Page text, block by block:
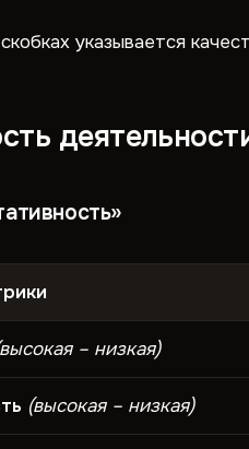
указывается
– низкая)
(высокая – низкая)